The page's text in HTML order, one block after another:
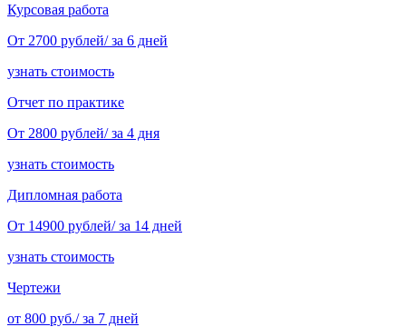
Курсовая работа
От 2700 рублей/ за 6 дней
узнать стоимость
Отчет по практике
От 2800 рублей/ за 4 дня
узнать стоимость
Дипломная работа
От 14900 рублей/ за 14 дней
узнать стоимость
Чертежи
от 800 руб./ за 7 дней